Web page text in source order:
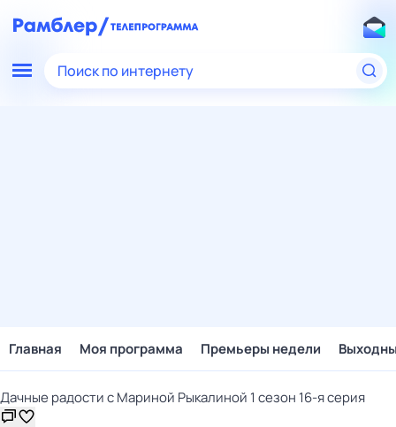
Поиск по интернету
Главная Моя программа Премьеры недели
Дачные радости с Мариной Рыкалиной 1 сезон 16-я серия